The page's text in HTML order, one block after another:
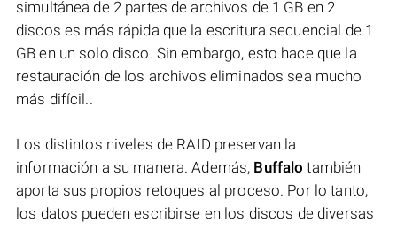
simultánea de 2 partes de archivos de 1 GB en 2
discos es más rápida que la escritura secuencial de 1
GB en un solo disco. Sin embargo, esto hace que la
restauración de los archivos eliminados sea mucho
más difícil..
Los distintos niveles de RAID preservan la
información a su manera. Además, Buffalo también
aporta sus propios retoques al proceso. Por lo tanto,
los datos pueden escribirse en los discos de diversas